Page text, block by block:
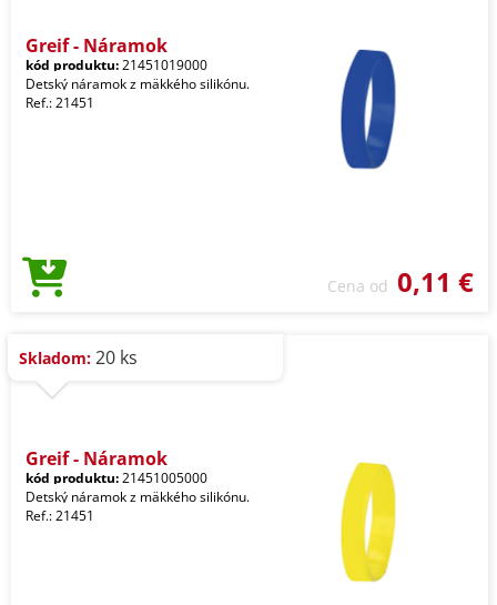
Greif - Náramok
kód produktu:21451019000
Detský náramok z mäkkého silikónu.
Ref.: 21451
Cena od 0,11 €
Skladom: 20 ks
Greif - Náramok
kód produktu:21451005000
Detský náramok z mäkkého silikónu.
Ref.: 21451